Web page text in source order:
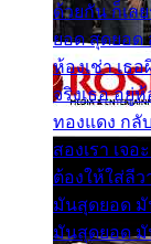
ด้วยกัน ก็เล
ยอด สุดยอด
ห้องเช่า เธ
จริงเธอ อยู่
ทองแดง กลั
สองเรา เจ
ต้องให้ใส่ลี
มันสุดยอด
มันสุดยอด